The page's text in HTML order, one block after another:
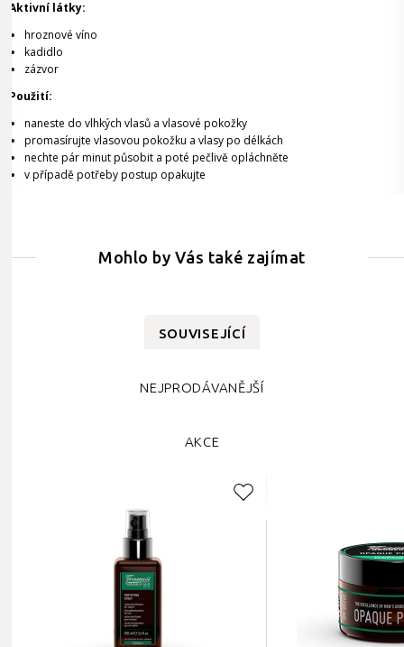
Aktivní látky:
hroznové víno
kadidlo
zázvor
Použití:
naneste do vlhkých vlasů a vlasové pokožky
promasírujte vlasovou pokožku a vlasy po délkách
nechte pár minut působit a poté pečlivě opláchněte
v případě potřeby postup opakujte
Mohlo by Vás také zajímat
SOUVISEJÍCÍ
NEJPRODÁVANĚJŠÍ
AKCE